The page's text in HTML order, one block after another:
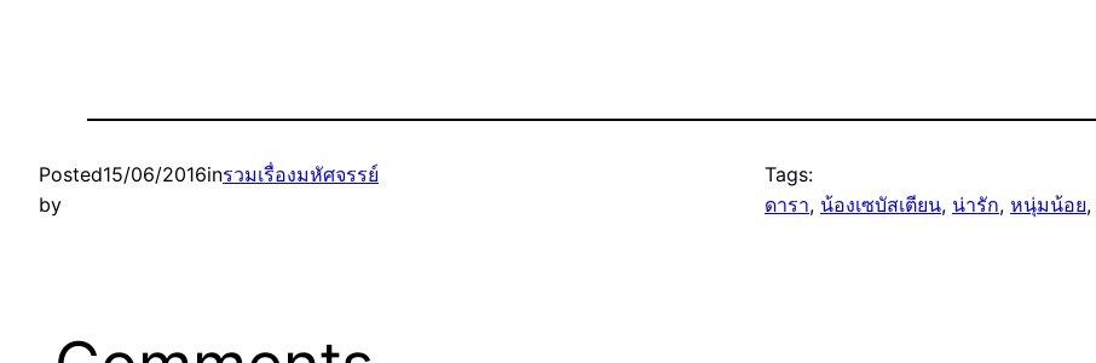
Posted15/06/2016inรวมเรื่องมหัศจรรย์
by
Tags:
ดารา, น้องเซบัสเตียน, น่ารัก, หนุ่มน้อย,